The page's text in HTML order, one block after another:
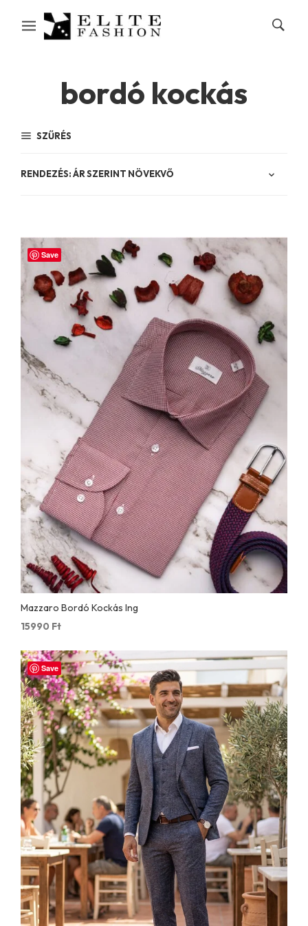
bordó kockás
SZŰRÉS
Save
Mazzaro Bordó Kockás Ing
15990 Ft
Save